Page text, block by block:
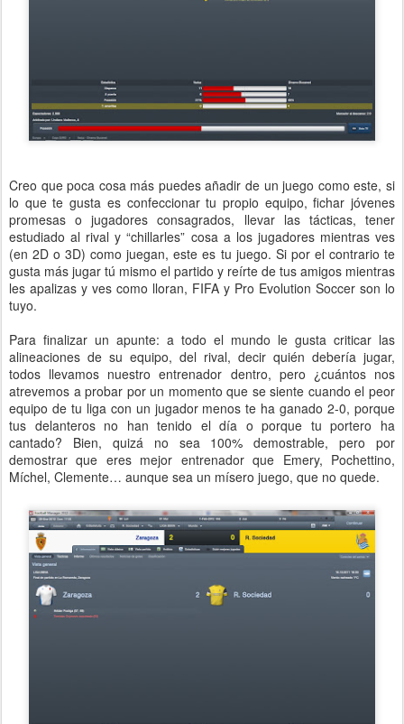
Creo que poca cosa más puedes añadir de un juego como este, si
lo que te gusta es confeccionar tu propio equipo, fichar jóvenes
promesas o jugadores consagrados, llevar las tácticas, tener
estudiado al rival y “chillarles” cosa a los jugadores mientras ves
(en 2D o 3D) como juegan, este es tu juego. Si por el contrario te
gusta más jugar tú mismo el partido y reírte de tus amigos mientras
les apalizas y ves como lloran, FIFA y Pro Evolution Soccer son lo
tuyo.
Para finalizar un apunte: a todo el mundo le gusta criticar las
alineaciones de su equipo, del rival, decir quién debería jugar,
todos llevamos nuestro entrenador dentro, pero ¿cuántos nos
atrevemos a probar por un momento que se siente cuando el peor
equipo de tu liga con un jugador menos te ha ganado 2-0, porque
tus delanteros no han tenido el día o porque tu portero ha
cantado? Bien, quizá no sea 100% demostrable, pero por
demostrar que eres mejor entrenador que Emery, Pochettino,
Míchel, Clemente… aunque sea un mísero juego, que no quede.